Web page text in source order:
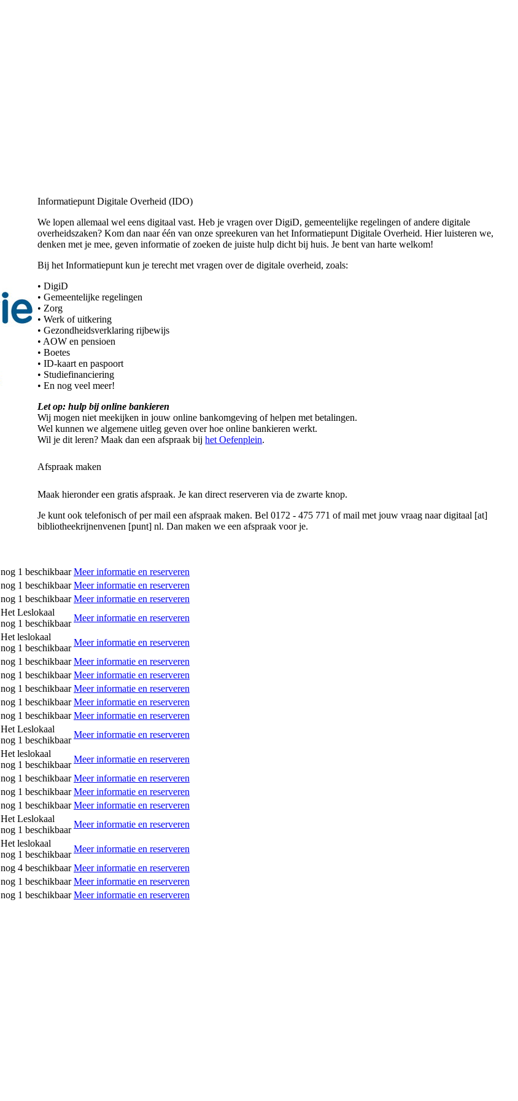
Informatiepunt Digitale Overheid (IDO)
We lopen allemaal wel eens digitaal vast. Heb je vragen over DigiD, gemeentelijke regelingen of andere digitale
overheidszaken? Kom dan naar één van onze spreekuren van het Informatiepunt Digitale Overheid. Hier luisteren we,
denken met je mee, geven informatie of zoeken de juiste hulp dicht bij huis. Je bent van harte welkom!
Bij het Informatiepunt kun je terecht met vragen over de digitale overheid, zoals:
• DigiD
• Gemeentelijke regelingen
• Zorg
• Werk of uitkering
• Gezondheidsverklaring rijbewijs
• AOW en pensioen
• Boetes
• ID-kaart en paspoort
• Studiefinanciering
• En nog veel meer!
Let op: hulp bij online bankieren
Wij mogen niet meekijken in jouw online bankomgeving of helpen met betalingen.
Wel kunnen we algemene uitleg geven over hoe online bankieren werkt.
Wil je dit leren? Maak dan een afspraak bijhet Oefenplein.
Afspraak maken
Maak hieronder een gratis afspraak. Je kan direct reserveren via de zwarte knop.
Je kunt ook telefonisch of per mail een afspraak maken. Bel 0172 - 475 771 of mail met jouw vraag naardigitaal [at]
bibliotheekrijnenvenen [punt] nl. Dan maken we een afspraak voor je.
nog 1 beschikbaar Meer informatie en reserveren
nog 1 beschikbaar Meer informatie en reserveren
nog 1 beschikbaar Meer informatie en reserveren
Het Leslokaal
nog 1 beschikbaar
Meer informatie en reserveren
Het leslokaal
nog 1 beschikbaar
Meer informatie en reserveren
nog 1 beschikbaar Meer informatie en reserveren
nog 1 beschikbaar Meer informatie en reserveren
nog 1 beschikbaar Meer informatie en reserveren
nog 1 beschikbaar Meer informatie en reserveren
nog 1 beschikbaar Meer informatie en reserveren
Het Leslokaal
nog 1 beschikbaar
Meer informatie en reserveren
Het leslokaal
nog 1 beschikbaar
Meer informatie en reserveren
nog 1 beschikbaar Meer informatie en reserveren
nog 1 beschikbaar Meer informatie en reserveren
nog 1 beschikbaar Meer informatie en reserveren
Het Leslokaal
nog 1 beschikbaar
Meer informatie en reserveren
Het leslokaal
nog 1 beschikbaar
Meer informatie en reserveren
nog 4 beschikbaar Meer informatie en reserveren
nog 1 beschikbaar Meer informatie en reserveren
nog 1 beschikbaar Meer informatie en reserveren